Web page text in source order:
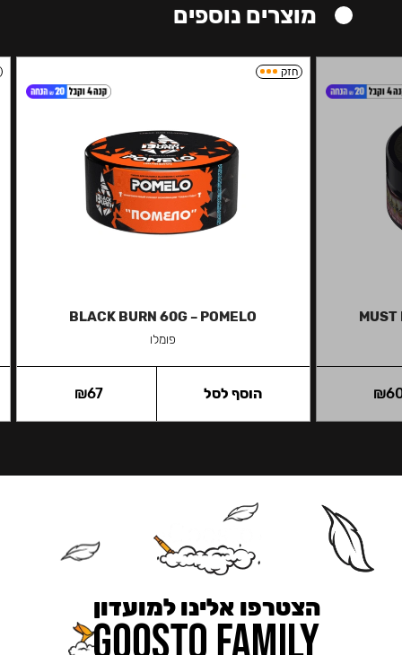
מוצרים נוספים
MUST
₪
חזק
BLACK BURN 60G – POMELO
פומלו
₪67 הוסף לסל
הצטרפו אלינו למועדון